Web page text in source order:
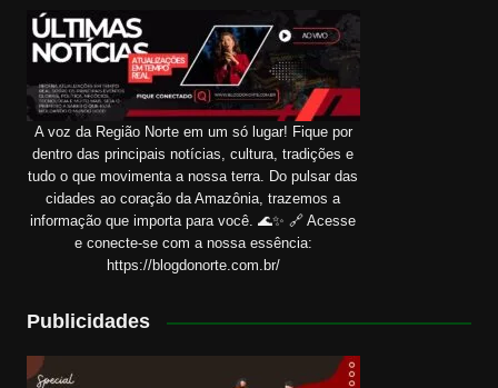
A voz da Região Norte em um só lugar! Fique por
dentro das principais notícias, cultura, tradições e
tudo o que movimenta a nossa terra. Do pulsar das
cidades ao coração da Amazônia, trazemos a
informação que importa para você. 🌊✨ 🔗 Acesse
e conecte-se com a nossa essência:
https://blogdonorte.com.br/
Publicidades